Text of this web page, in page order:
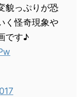
貌っぷりが恐
く怪奇現象や
です♪